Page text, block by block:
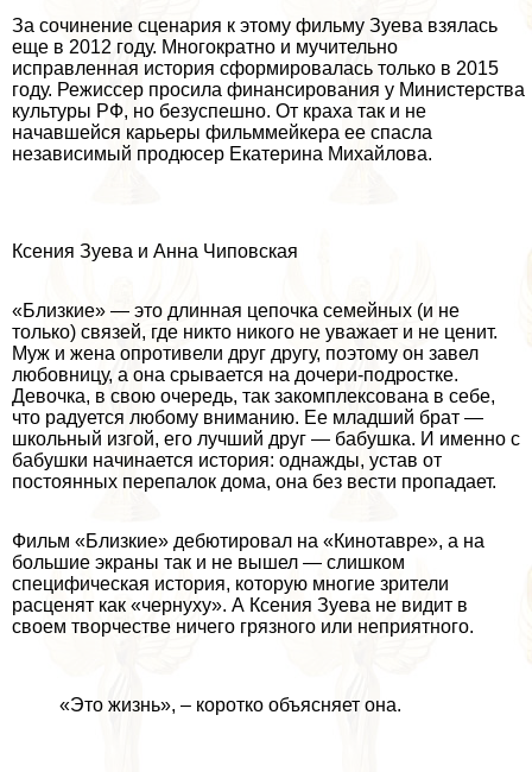
За сочинение сценария к этому фильму Зуева взялась
еще в 2012 году. Многократно и мучительно
исправленная история сформировалась только в 2015
году. Режиссер просила финансирования у Министерства
культуры РФ, но безуспешно. От краха так и не
начавшейся карьеры фильммейкера ее спасла
независимый продюсер Екатерина Михайлова.
Ксения Зуева и Анна Чиповская
«Близкие» — это длинная цепочка семейных (и не
только) связей, где никто никого не уважает и не ценит.
Муж и жена опротивели друг другу, поэтому он завел
любовницу, а она срывается на дочери-подростке.
Девочка, в свою очередь, так закомплексована в себе,
что радуется любому вниманию. Ее младший брат —
школьный изгой, его лучший друг — бабушка. И именно с
бабушки начинается история: однажды, устав от
постоянных перепалок дома, она без вести пропадает.
Фильм «Близкие» дебютировал на «Кинотавре», а на
большие экраны так и не вышел — слишком
специфическая история, которую многие зрители
расценят как «чернуху». А Ксения Зуева не видит в
своем творчестве ничего грязного или неприятного.
«Это жизнь», – коротко объясняет она.